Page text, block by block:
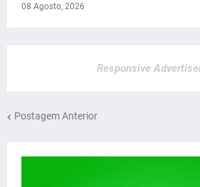
08 Agosto, 2026
Responsive
Postagem Anterior